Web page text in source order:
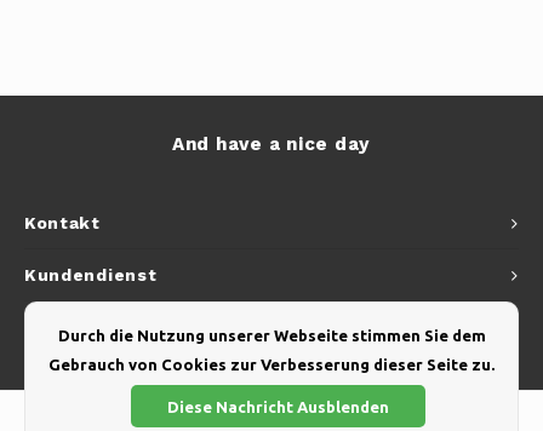
Kontakt
And have a nice day
Kundendienst
Mein Konto
Durch die Nutzung unserer Webseite stimmen Sie dem
Gebrauch von Cookies zur Verbesserung dieser Seite zu.
Diese Nachricht Ausblenden